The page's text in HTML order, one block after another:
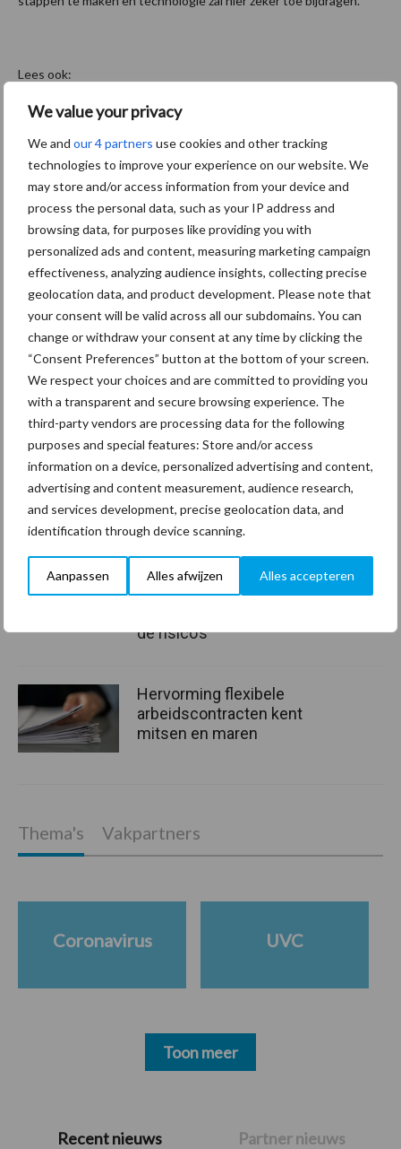
We value your privacy
We and our 4 partners use cookies and other tracking
technologies to improve your experience on our website. We
may store and/or access information from your device and
process the personal data, such as your IP address and
browsing data, for purposes like providing you with
personalized ads and content, measuring marketing campaign
effectiveness, analyzing audience insights, collecting precise
geolocation data, and product development. Please note that
your consent will be valid across all our subdomains. You can
change or withdraw your consent at any time by clicking the
“Consent Preferences” button at the bottom of your screen.
We respect your choices and are committed to providing you
with a transparent and secure browsing experience. The
third-party vendors are processing data for the following
purposes and special features: Store and/or access
information on a device, personalized advertising and content,
advertising and content measurement, audience research,
and services development, precise geolocation data, and
identification through device scanning.
Aanpassen Alles afwijzen Alles accepteren
Lees ook:
Diversey Care opent nieuw R&D laboratorium in Utrecht
Nieuwe producten Diversey op ISSA/INTERCLEAN
PrimaireRecent nieuws Partner nieuws
Aanbevolen voor jou! Lees meer
Van onze partner Innovi
Beetle veegrobot: jouw
slimme hulp op de
werkvloer
Company
Bescherming van
de risico’s
Hervorming flexibele
arbeidscontracten kent
mitsen en maren
Thema's Vakpartners
Coronavirus UVC
Toon meer